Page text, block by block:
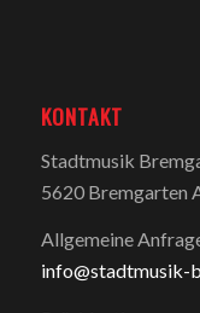
KONTAKT
Stadtmusik
5620 Bremgarten
Allgemeine
info@stadtmusik-